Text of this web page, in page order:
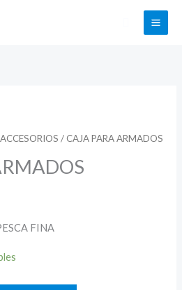
Buscar
ACCESORIOS / CAJA PARA ARMADOS
FINA